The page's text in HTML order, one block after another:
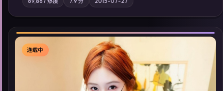
配乐强化地域气质；站内亦可通过「国产免费观看高清电视剧在
线看」延展检索同类型高分佳作，畅享高清在线追剧体验。
连载中